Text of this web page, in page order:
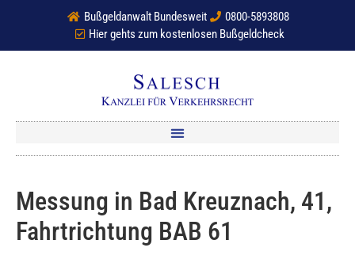
Bußgeldanwalt Bundesweit
0800-5893808
Hier gehts zum kostenlosen Bußgeldcheck
Messung in Bad Kreuznach, 41,
Fahrtrichtung BAB 61